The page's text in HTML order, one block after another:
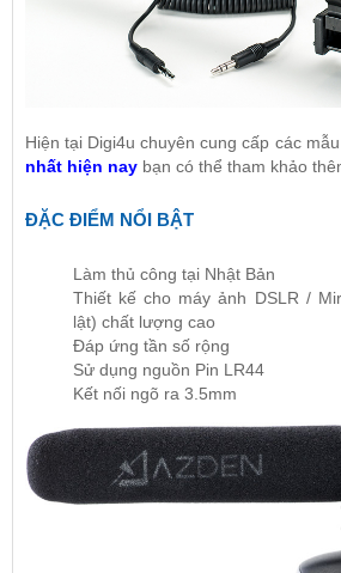
Hiện tại Digi4u chuyên cung cấp các mẫu
nhất hiện nay bạn có thể tham khảo
ĐẶC ĐIỂM NỔI BẬT
Làm thủ công tại Nhật Bản
Thiết kế cho máy ảnh DSLR /
lật) chất lượng cao
Đáp ứng tần số rộng
Sử dụng nguồn Pin LR44
Kết nối ngõ ra 3.5mm